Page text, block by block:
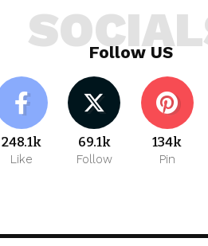
Follow US
248.1k
Like
69.1k
Follow
134k
Pin